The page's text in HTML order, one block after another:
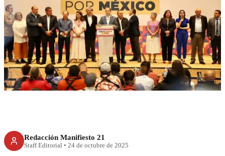
RECIENTE
Fundaciones sustituyen a
partidos
Redacción Manifiesto 21
Staff Editorial • 24 de octubre de 2025